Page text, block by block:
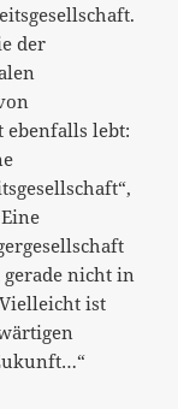
der
ebenfalls lebt:
nicht in
ist